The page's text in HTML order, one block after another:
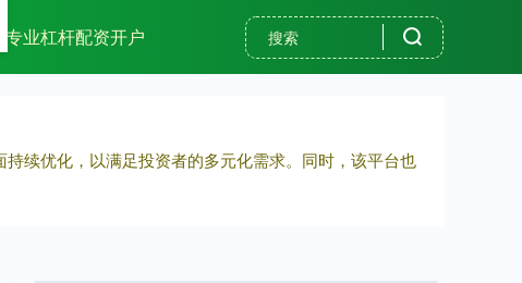
专业杠杆配资开户
续优化，以满足投资者的多元化需求。同时，该平台也